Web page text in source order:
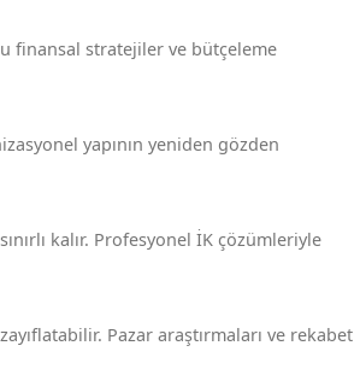
finansal stratejiler ve bütçeleme
yapının yeniden gözden
kalır. Profesyonel İK çözümleriyle
Pazar araştırmaları ve rekabet